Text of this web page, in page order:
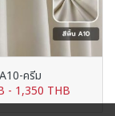
ครีม
- 1,350 THB